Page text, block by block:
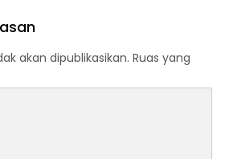
akan dipublikasikan. Ruas yang